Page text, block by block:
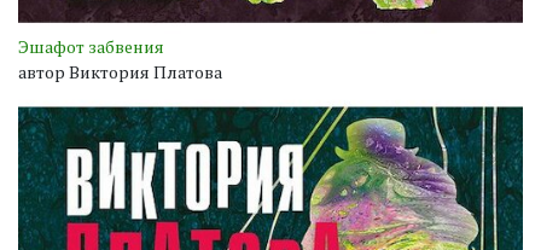
Эшафот забвения
автор Виктория Платова